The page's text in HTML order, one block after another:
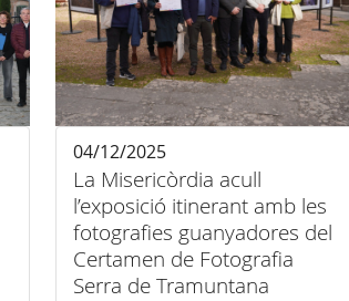
La Misericòrdia acull
l’exposició itinerant amb les
fotografies guanyadores del
Certamen de Fotografia
Serra de Tramuntana
04/12/2025